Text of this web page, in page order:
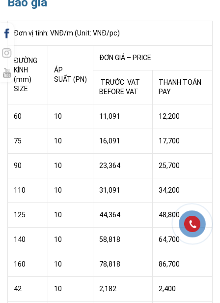
Đơn vị tính: VNĐ/m (Unit: VNĐ/pc)
ĐƯỜNG
KÍNH
(mm)
SIZE
ÁP
SUẤT (PN)
ĐƠN GIÁ – PRICE
TRƯỚC VAT
BEFORE VAT
THANH TOÁN
PAY
60 10 11,091 12,200
75 10 16,091 17,700
90 10 23,364 25,700
110 10 31,091 34,200
125 10 44,364 48,800
140 10 58,818 64,700
160 10 78,818 86,700
42 10 2,182 2,400